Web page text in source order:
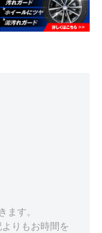
ます。
りもお時間を